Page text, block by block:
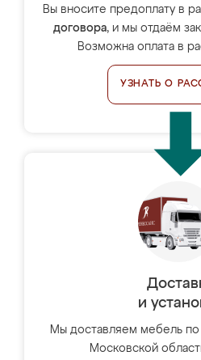
Вы вносите предоплату в
договора, и мы отдаём
Возможна оплата в
УЗНАТЬ О
и
Мы доставляем мебель
Московской